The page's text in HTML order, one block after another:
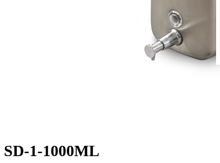
SD-1-1000ML